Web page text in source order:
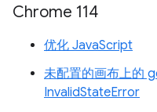
Chrome 114
优化 JavaScript
未配置的画布上的
InvalidStateError